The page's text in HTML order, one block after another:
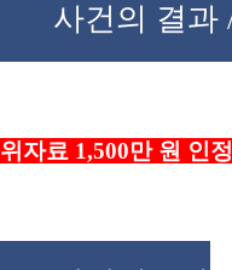
사건의 결과
위자료 1,500만 원 인정